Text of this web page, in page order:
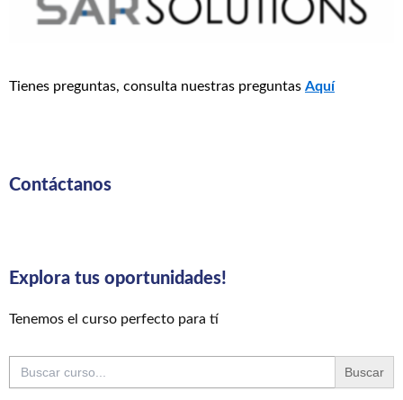
Tienes preguntas, consulta nuestras preguntas Aquí
Contáctanos
Explora tus oportunidades!
Tenemos el curso perfecto para tí
Buscar: